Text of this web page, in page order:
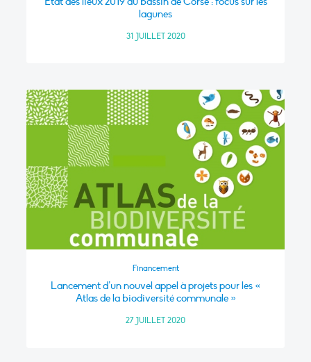
lagunes
31 JUILLET 2020
Financement
Lancement d’un nouvel appel à projets pour les «
Atlas de la biodiversité communale »
27 JUILLET 2020